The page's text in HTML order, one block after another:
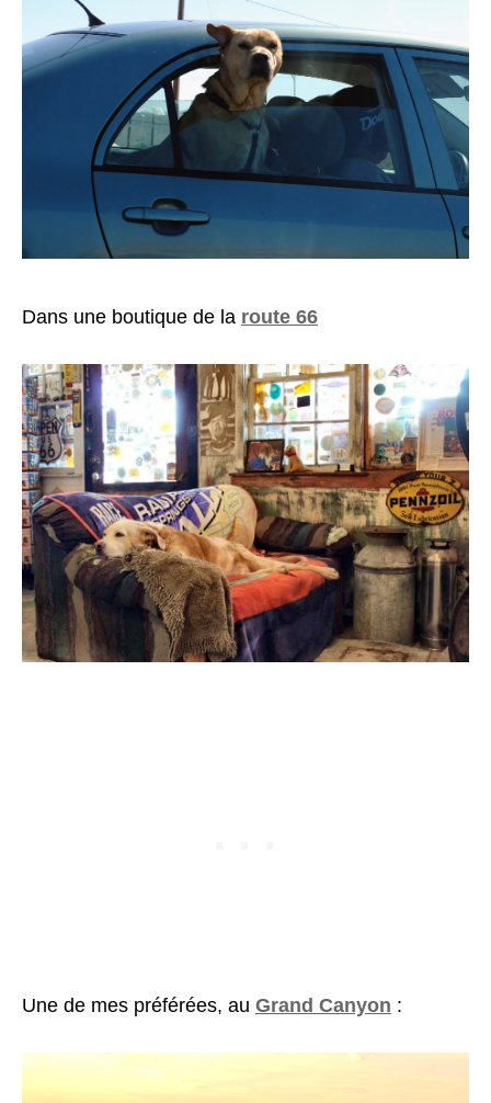
Dans une boutique de la route 66
Une de mes préférées, au Grand Canyon :